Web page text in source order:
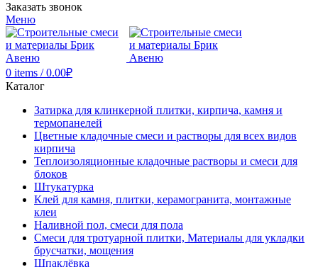
Заказать звонок
Меню
0 items / 0.00₽
Каталог
Затирка для клинкерной плитки, кирпича, камня и
термопанелей
Цветные кладочные смеси и растворы для всех видов
кирпича
Теплоизоляционные кладочные растворы и смеси для
блоков
Штукатурка
Клей для камня, плитки, керамогранита, монтажные
клеи
Наливной пол, смеси для пола
Смеси для тротуарной плитки, Материалы для укладки
брусчатки, мощения
Шпаклёвка